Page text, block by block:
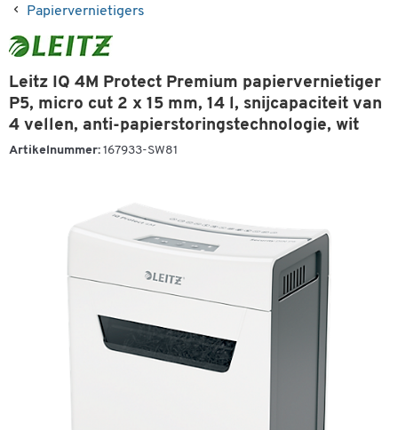
Papiervernietigers
Leitz IQ 4M Protect Premium papiervernietiger
P5, micro cut 2 x 15 mm, 14 l, snijcapaciteit van
4 vellen, anti-papierstoringstechnologie, wit
Artikelnummer: 167933-SW81